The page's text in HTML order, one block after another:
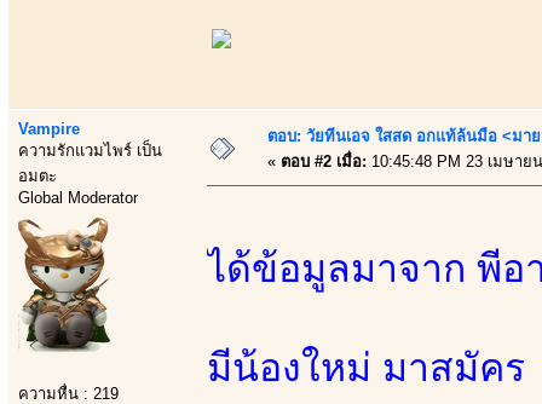
Vampire
ความรักแวมไพร์ เป็น
อมตะ
Global Moderator
ความหื่น : 219
ตอบ: วัยทีนเอจ ใสสด อกแท้ล้นมือ <มา
« ตอบ #2 เมื่อ: 10:45:48 PM 23 เมษาย
ได้ข้อมูลมาจาก พีอ
มีน้องใหม่ มาสมัคร